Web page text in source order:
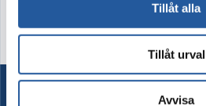
Tillåt alla
Tillåt urval
Avvisa